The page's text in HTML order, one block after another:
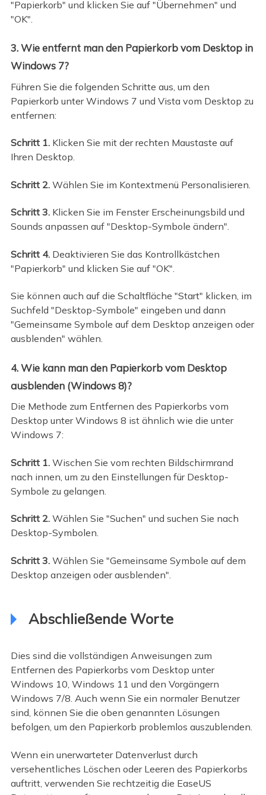
"Papierkorb" und klicken Sie auf "Übernehmen" und
"OK".
3. Wie entfernt man den Papierkorb vom Desktop in
Windows 7?
Führen Sie die folgenden Schritte aus, um den
Papierkorb unter Windows 7 und Vista vom Desktop zu
entfernen:
Schritt 1. Klicken Sie mit der rechten Maustaste auf
Ihren Desktop.
Schritt 2. Wählen Sie im Kontextmenü Personalisieren.
Schritt 3. Klicken Sie im Fenster Erscheinungsbild und
Sounds anpassen auf "Desktop-Symbole ändern".
Schritt 4. Deaktivieren Sie das Kontrollkästchen
"Papierkorb" und klicken Sie auf "OK".
Sie können auch auf die Schaltfläche "Start" klicken, im
Suchfeld "Desktop-Symbole" eingeben und dann
"Gemeinsame Symbole auf dem Desktop anzeigen oder
ausblenden" wählen.
4. Wie kann man den Papierkorb vom Desktop
ausblenden (Windows 8)?
Die Methode zum Entfernen des Papierkorbs vom
Desktop unter Windows 8 ist ähnlich wie die unter
Windows 7:
Schritt 1. Wischen Sie vom rechten Bildschirmrand
nach innen, um zu den Einstellungen für Desktop-
Symbole zu gelangen.
Schritt 2. Wählen Sie "Suchen" und suchen Sie nach
Desktop-Symbolen.
Schritt 3. Wählen Sie "Gemeinsame Symbole auf dem
Desktop anzeigen oder ausblenden".
Abschließende Worte
Dies sind die vollständigen Anweisungen zum
Entfernen des Papierkorbs vom Desktop unter
Windows 10, Windows 11 und den Vorgängern
Windows 7/8. Auch wenn Sie ein normaler Benutzer
sind, können Sie die oben genannten Lösungen
befolgen, um den Papierkorb problemlos auszublenden.
Wenn ein unerwarteter Datenverlust durch
versehentliches Löschen oder Leeren des Papierkorbs
auftritt, verwenden Sie rechtzeitig die EaseUS